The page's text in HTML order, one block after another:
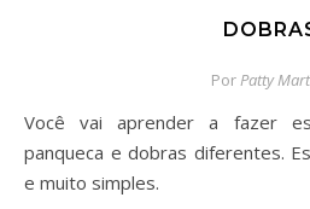
PorPatty
Você vai aprender a fazer esta massa básica para
panqueca e dobras diferentes.
e muito simples.